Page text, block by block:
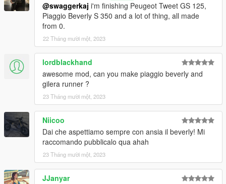
@swaggerkaj i'm finishing Peugeot Tweet GS 125,
Piaggio Beverly S 350 and a lot of thing, all made
from 0.
22 Tháng mười một, 2023
lordblackhand
awesome mod, can you make piaggio beverly and
gilera runner ?
23 Tháng mười một, 2023
Niicoo
Dai che aspettiamo sempre con ansia il beverly! Mi
raccomando pubblicalo qua ahah
23 Tháng mười một, 2023
JJanyar